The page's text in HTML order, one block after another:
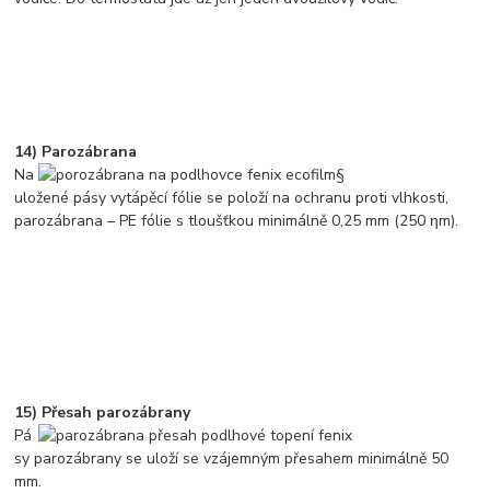
14) Parozábrana
Na
uložené pásy vytápěcí fólie se položí na ochranu proti vlhkosti,
parozábrana – PE fólie s tloušťkou minimálně 0,25 mm (250 ηm).
15) Přesah parozábrany
Pá
sy parozábrany se uloží se vzájemným přesahem minimálně 50
mm.